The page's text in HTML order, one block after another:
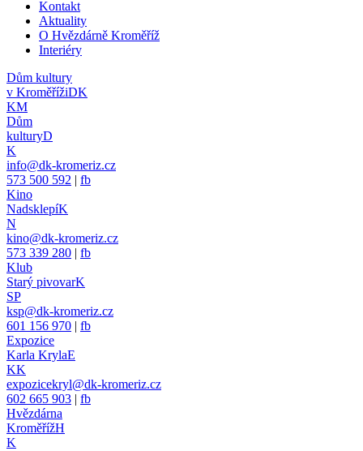
Kontakt
Aktuality
O Hvězdárně Kroměříž
Interiéry
Dům kultury
v KroměřížiDK
KM
Dům
kulturyD
K
info@dk-kromeriz.cz
573 500 592 | fb
Kino
NadsklepíK
N
kino@dk-kromeriz.cz
573 339 280 | fb
Klub
Starý pivovarK
SP
ksp@dk-kromeriz.cz
601 156 970 | fb
Expozice
Karla KrylaE
KK
expozicekryl@dk-kromeriz.cz
602 665 903 | fb
Hvězdárna
KroměřížH
K